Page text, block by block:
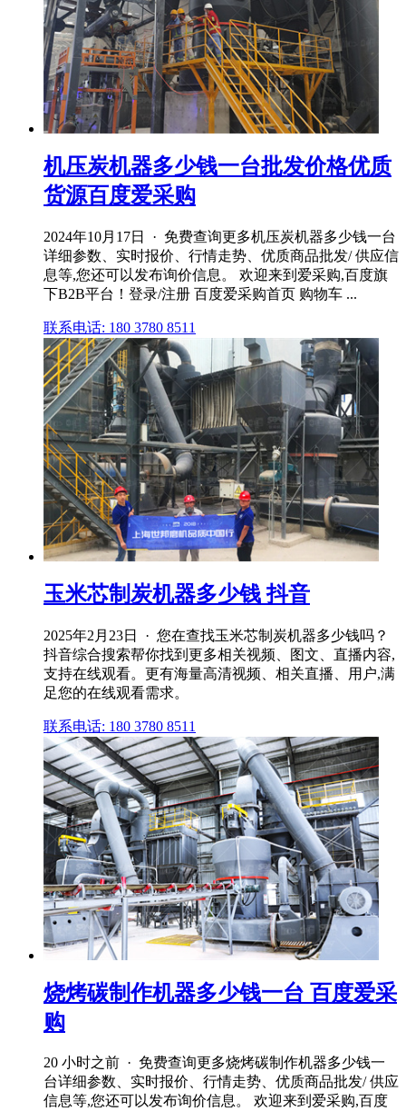
机压炭机器多少钱一台批发价格优质
货源百度爱采购
2024年10月17日 · 免费查询更多机压炭机器多少钱一台
详细参数、实时报价、行情走势、优质商品批发/ 供应信
息等,您还可以发布询价信息。 欢迎来到爱采购,百度旗
下B2B平台！登录/注册 百度爱采购首页 购物车 ...
联系电话: 180 3780 8511
玉米芯制炭机器多少钱 抖音
2025年2月23日 · 您在查找玉米芯制炭机器多少钱吗？
抖音综合搜索帮你找到更多相关视频、图文、直播内容,
支持在线观看。更有海量高清视频、相关直播、用户,满
足您的在线观看需求。
联系电话: 180 3780 8511
烧烤碳制作机器多少钱一台 百度爱采
购
20 小时之前 · 免费查询更多烧烤碳制作机器多少钱一
台详细参数、实时报价、行情走势、优质商品批发/ 供应
信息等,您还可以发布询价信息。 欢迎来到爱采购,百度